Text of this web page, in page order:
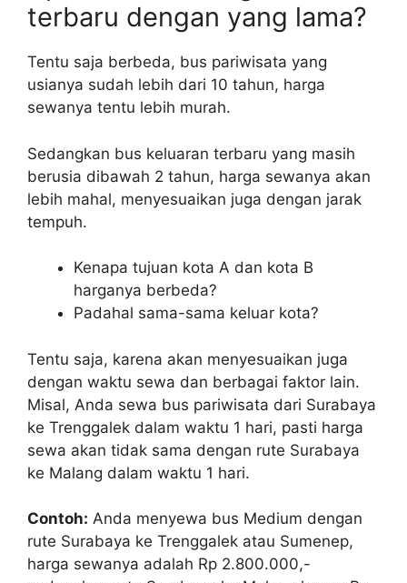
terbaru dengan yang lama?
Tentu saja berbeda, bus pariwisata yang
usianya sudah lebih dari 10 tahun, harga
sewanya tentu lebih murah.
Sedangkan bus keluaran terbaru yang masih
berusia dibawah 2 tahun, harga sewanya akan
lebih mahal, menyesuaikan juga dengan jarak
tempuh.
Kenapa tujuan kota A dan kota B
harganya berbeda?
Padahal sama-sama keluar kota?
Tentu saja, karena akan menyesuaikan juga
dengan waktu sewa dan berbagai faktor lain.
Misal, Anda sewa bus pariwisata dari Surabaya
ke Trenggalek dalam waktu 1 hari, pasti harga
sewa akan tidak sama dengan rute Surabaya
ke Malang dalam waktu 1 hari.
Contoh: Anda menyewa bus Medium dengan
rute Surabaya ke Trenggalek atau Sumenep,
harga sewanya adalah Rp 2.800.000,-